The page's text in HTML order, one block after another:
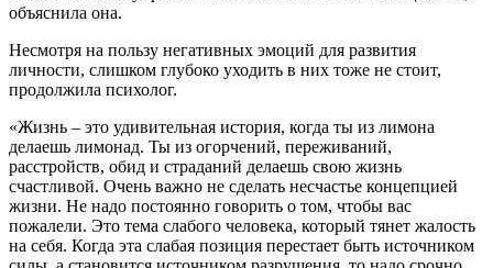
объяснила она.
Несмотря на пользу негативных эмоций для развития
личности, слишком глубоко уходить в них тоже не стоит,
продолжила психолог.
«Жизнь – это удивительная история, когда ты из лимона
делаешь лимонад. Ты из огорчений, переживаний,
расстройств, обид и страданий делаешь свою жизнь
счастливой. Очень важно не сделать несчастье концепцией
жизни. Не надо постоянно говорить о том, чтобы вас
пожалели. Это тема слабого человека, который тянет жалость
на себя. Когда эта слабая позиция перестает быть источником